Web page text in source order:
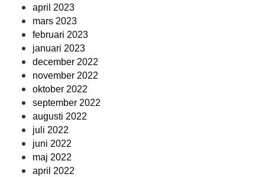
april 2023
mars 2023
februari 2023
januari 2023
december 2022
november 2022
oktober 2022
september 2022
augusti 2022
juli 2022
juni 2022
maj 2022
april 2022